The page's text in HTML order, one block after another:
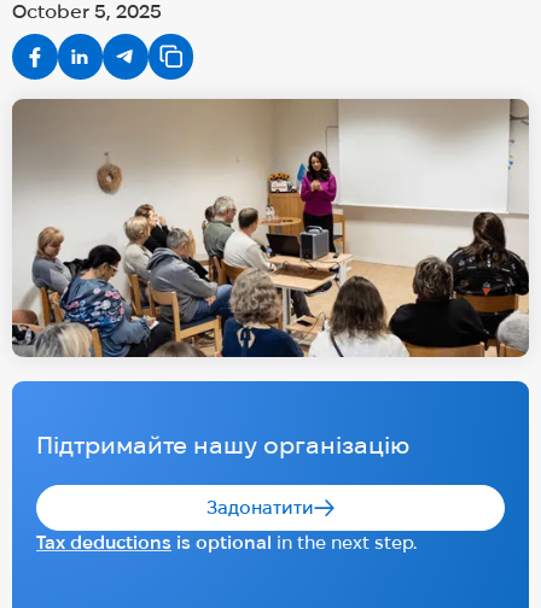
October 5, 2025
Підтримайте нашу організацію
Задонатити
Tax deductions is optional in the next step.